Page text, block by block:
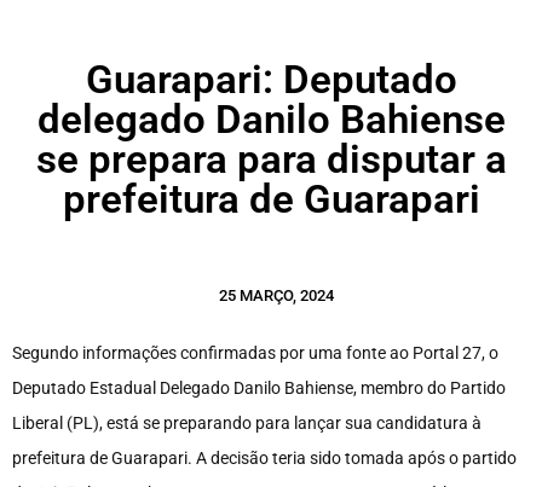
Guarapari: Deputado
delegado Danilo Bahiense
se prepara para disputar a
prefeitura de Guarapari
25 MARÇO, 2024
Segundo informações confirmadas por uma fonte ao Portal 27, o
Deputado Estadual Delegado Danilo Bahiense, membro do Partido
Liberal (PL), está se preparando para lançar sua candidatura à
prefeitura de Guarapari. A decisão teria sido tomada após o partido